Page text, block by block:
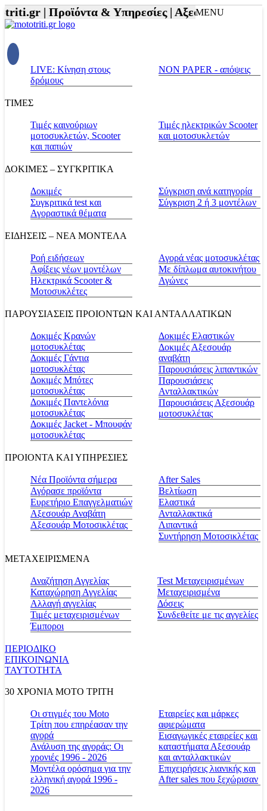
|Προϊόντα & Υπηρεσίες |Αξεσουάρ Αναβάτη
MENU
LIVE: Κίνηση στους
δρόμους
NON PAPER - απόψεις
ΤΙΜΕΣ
Τιμές καινούριων
μοτοσυκλετών, Scooter
και παπιών
Τιμές ηλεκτρικών Scooter
και μοτοσυκλετών
ΔΟΚΙΜΕΣ – ΣΥΓΚΡΙΤΙΚΑ
Δοκιμές
Συγκριτικά test και
Αγοραστικά θέματα
Σύγκριση ανά κατηγορία
Σύγκριση 2 ή 3 μοντέλων
ΕΙΔΗΣΕΙΣ – ΝΕΑ ΜΟΝΤΕΛΑ
Ροή ειδήσεων
Αφίξεις νέων μοντέλων
Ηλεκτρικά Scooter &
Μοτοσυκλέτες
Αγορά νέας μοτοσυκλέτας
Με δίπλωμα αυτοκινήτου
Αγώνες
ΠΑΡΟΥΣΙΑΣΕΙΣ ΠΡΟΙΟΝΤΩΝ ΚΑΙ ΑΝΤΑΛΛΑΤΙΚΩΝ
Δοκιμές Κρανών
μοτοσυκλέτας
Δοκιμές Γάντια
μοτοσυκλέτας
Δοκιμές Μπότες
μοτοσυκλέτας
Δοκιμές Παντελόνια
μοτοσυκλέτας
Δοκιμές Jacket - Μπουφάν
μοτοσυκλέτας
Δοκιμές Ελαστικών
Δοκιμές Αξεσουάρ
αναβάτη
Παρουσιάσεις λιπαντικών
Παρουσιάσεις
Ανταλλακτικών
Παρουσιάσεις Αξεσουάρ
μοτοσυκλέτας
ΠΡΟΙΟΝΤΑ ΚΑΙ ΥΠΗΡΕΣΙΕΣ
Νέα Προϊόντα σήμερα
Αγόρασε προϊόντα
Ευρετήριο Επαγγελματιών
Αξεσουάρ Αναβάτη
Αξεσουάρ Μοτοσικλέτας
Αfter Sales
Βελτίωση
Ελαστικά
Ανταλλακτικά
Λιπαντικά
Συντήρηση Μοτοσικλέτας
ΜΕΤΑΧΕΙΡΙΣΜΕΝΑ
Αναζήτηση Αγγελίας
Καταχώρηση Αγγελίας
Αλλαγή αγγελίας
Τιμές μεταχειρισμένων
Έμποροι
Test Μεταχειρισμένων
Μεταχειρισμένα
Δόσεις
Συνδεθείτε με τις αγγελίες
ΠΕΡΙΟΔΙΚΟ
ΕΠΙΚΟΙΝΩΝΙΑ
ΤΑΥΤΟΤΗΤΑ
30 ΧΡΟΝΙΑ MOTO ΤΡΙΤΗ
Οι στιγμές του Moto
Τρίτη που επηρέασαν την
αγορά
Ανάλυση της αγοράς: Οι
χρονιές 1996 - 2026
Μοντέλα ορόσημα για την
ελληνική αγορά 1996 -
2026
Εταιρείες και μάρκες
αφιερώματα
Εισαγωγικές εταιρείες και
καταστήματα Αξεσουάρ
και ανταλλακτικών
Επιχειρήσεις λιανικής και
After sales που ξεχώρισαν